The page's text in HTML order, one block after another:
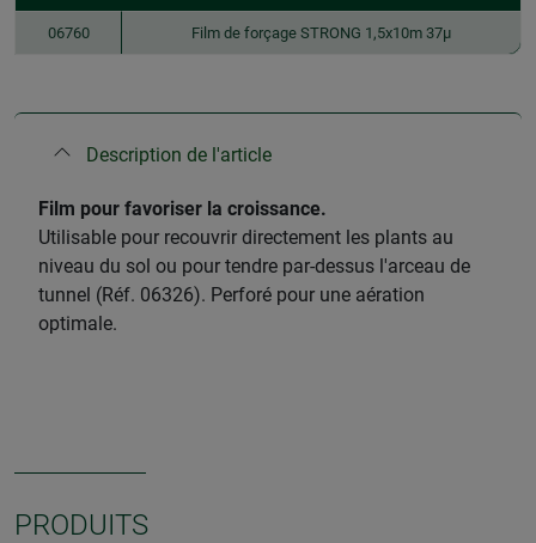
06760 Film de forçage STRONG 1,5x10m 37µ
Description de l'article
​Film pour favoriser la croissance.
Utilisable pour recouvrir directement les plants au
niveau du sol ou pour tendre par-dessus l'arceau de
tunnel (Réf. 06326). Perforé pour une aération
optimale.
PRODUITS